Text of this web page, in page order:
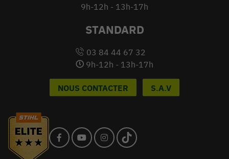
9h-12h - 13h-17h
STANDARD
03 84 44 67 32
9h-12h - 13h-17h
NOUS CONTACTER S.A.V